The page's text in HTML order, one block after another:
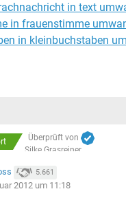
in text
in frauenstimme
in kleinbuchstaben
Überprüft von
Silke Grasreiner
5.661
2012 um 11:18